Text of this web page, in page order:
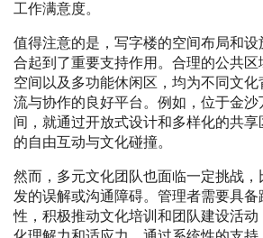
工作满意度。
值得注意的是，写字楼的空间布局和
合起到了重要支持作用。合理的公共
空间以及多功能休闲区，均为不同文
流与协作的良好平台。例如，位于金沙
间，就通过开放式设计和多样化的共
的自由互动与文化碰撞。
然而，多元文化团队也面临一定挑战，
发的误解或沟通障碍。管理者需要具
性，积极推动文化培训和团队建设活